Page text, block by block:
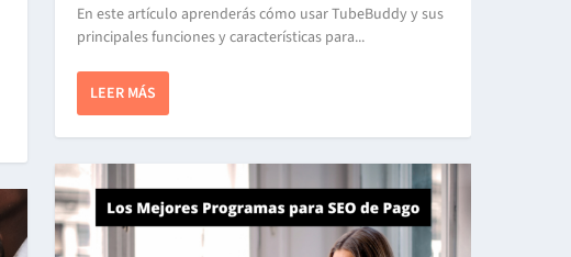
En este artículo aprenderás cómo usar TubeBuddy y sus
principales funciones y características para...
LEER MÁS